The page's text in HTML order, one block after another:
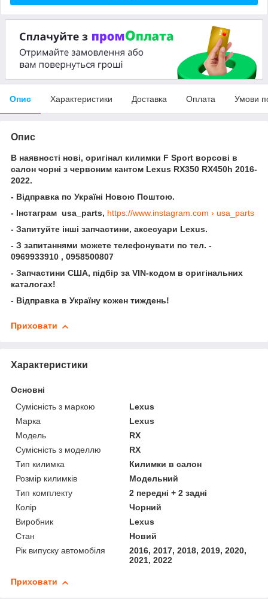
Опис Характеристики Доставка Оплата Умови
Опис
В наявності нові, оригінал килимки F Sport ворсові в
салон чорні з червоним кантом Lexus RX350 RX450h 2016-
2022.
- Відправка по Україні Новою Поштою.
- Інстаграм usa_parts, https://www.instagram.com › usa_parts
- Запитуйте інші запчастини, аксесуари Lexus.
- З запитаннями можете телефонувати по тел. -
0969933910 , 0958500807
- Запчастини США, підбір за VIN-кодом в оригінальних
каталогах!
- Відправка в Україну кожен тиждень!
Приховати
Характеристики
Основні
Сумісність з маркою
Lexus
Марка
Lexus
Модель
RX
Сумісність з моделлю
RX
Тип килимка
Килимки в салон
Розмір килимків
Модельний
Тип комплекту
2 передні + 2 задні
Колір
Чорний
Виробник
Lexus
Стан
Новий
Рік випуску автомобіля
2016, 2017, 2018, 2019, 2020,
2021, 2022
Приховати